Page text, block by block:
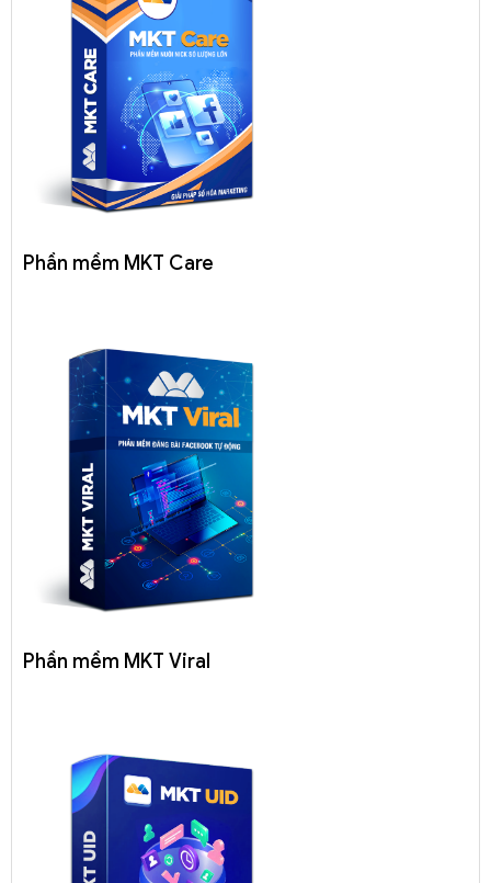
Phần mềm MKT Care
Phần mềm MKT Viral